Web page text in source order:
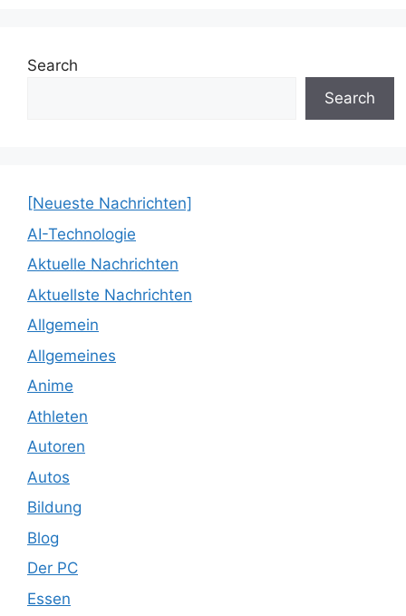
Search
Search
[Neueste Nachrichten]
AI-Technologie
Aktuelle Nachrichten
Aktuellste Nachrichten
Allgemein
Allgemeines
Anime
Athleten
Autoren
Autos
Bildung
Blog
Der PC
Essen